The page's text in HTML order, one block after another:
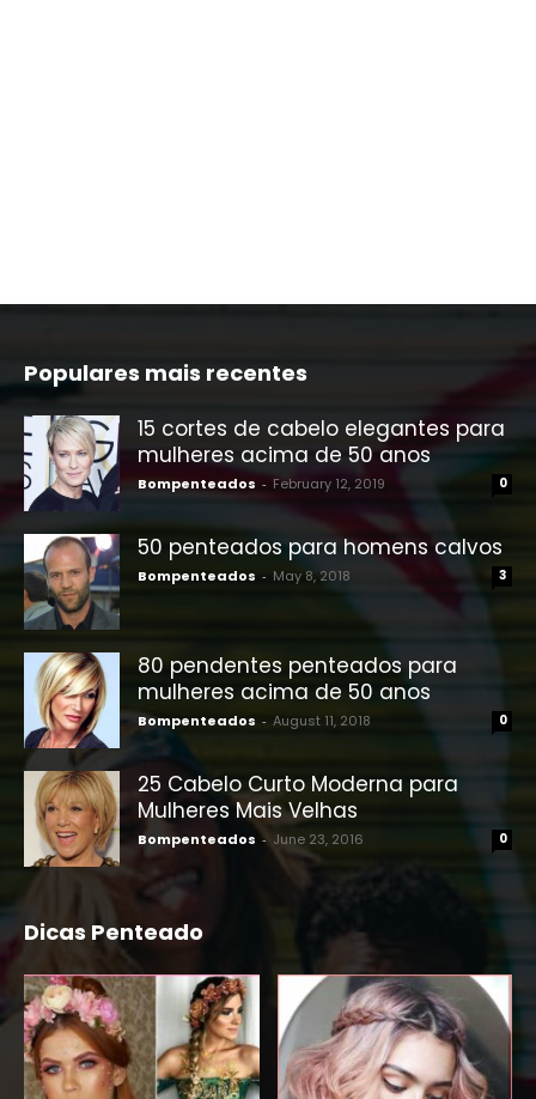
Populares mais recentes
15 cortes de cabelo elegantes para
mulheres acima de 50 anos
Bompenteados - February 12, 2019 0
50 penteados para homens calvos
Bompenteados - May 8, 2018 3
80 pendentes penteados para
mulheres acima de 50 anos
Bompenteados - August 11, 2018 0
25 Cabelo Curto Moderna para
Mulheres Mais Velhas
Bompenteados - June 23, 2016 0
Dicas Penteado